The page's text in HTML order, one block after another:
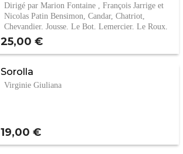
Dirigé par Marion Fontaine , François Jarrige et
Nicolas Patin Bensimon, Candar, Chatriot,
Chevandier, Jousse, Le Bot, Lemercier, Le Roux,
…
Prix
25,00 €
Sorolla
Virginie Giuliana
Prix
19,00 €